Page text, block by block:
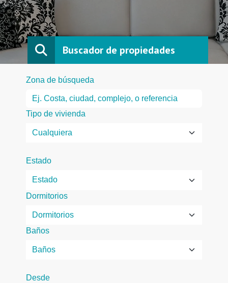
Buscador de propiedades
Zona de búsqueda
Tipo de vivienda
Estado
Dormitorios
Baños
Desde